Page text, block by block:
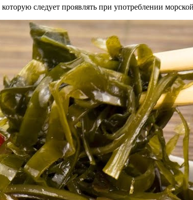
следует проявлять при употреблении